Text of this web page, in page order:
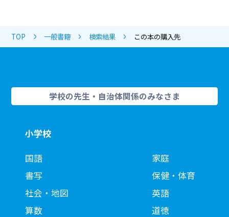
TOP 一般書籍 検索結果 この本の購入先
学校の先生・自治体関係のみなさま
小学校
国語
書写
社会・地図
算数
家庭
保健・体育
英語
道徳